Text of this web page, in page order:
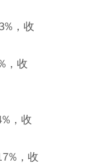
，收
，收
，收
，收